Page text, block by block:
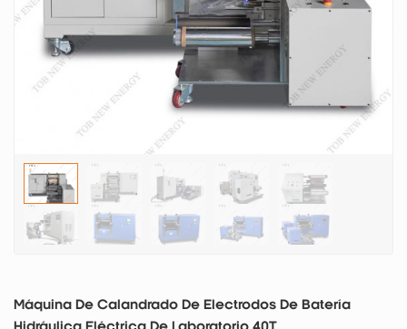
Máquina De Calandrado De Electrodos De Batería